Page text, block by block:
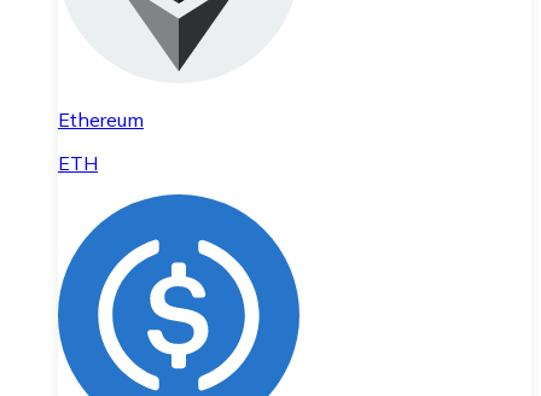
Ethereum
ETH